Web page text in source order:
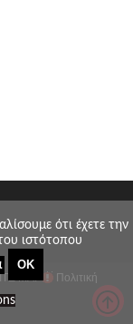
MAP Πολιτική
ότι έχετε την
ιστότοπου
ΟΚ